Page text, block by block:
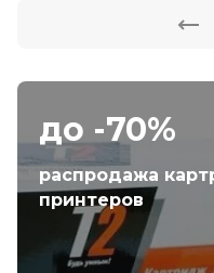
до -70%
распродажа
принтеров